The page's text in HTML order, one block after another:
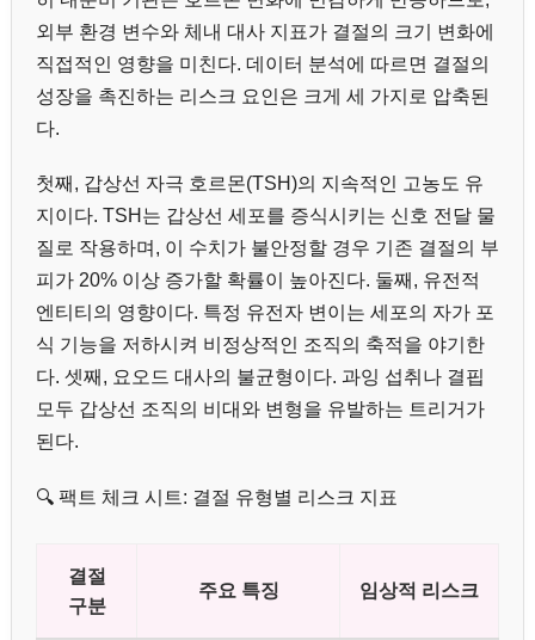
외부 환경 변수와 체내 대사 지표가 결절의 크기 변화에
직접적인 영향을 미친다. 데이터 분석에 따르면 결절의
성장을 촉진하는 리스크 요인은 크게 세 가지로 압축된
다.
첫째, 갑상선 자극 호르몬(TSH)의 지속적인 고농도 유
지이다. TSH는 갑상선 세포를 증식시키는 신호 전달 물
질로 작용하며, 이 수치가 불안정할 경우 기존 결절의 부
피가 20% 이상 증가할 확률이 높아진다. 둘째, 유전적
엔티티의 영향이다. 특정 유전자 변이는 세포의 자가 포
식 기능을 저하시켜 비정상적인 조직의 축적을 야기한
다. 셋째, 요오드 대사의 불균형이다. 과잉 섭취나 결핍
모두 갑상선 조직의 비대와 변형을 유발하는 트리거가
된다.
🔍 팩트 체크 시트: 결절 유형별 리스크 지표
결절
구분
주요 특징 임상적 리스크